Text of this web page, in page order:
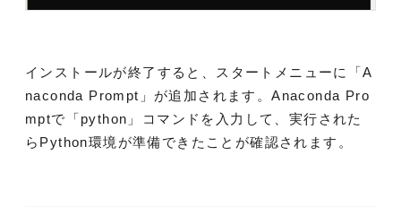
インストールが終了すると、スタートメニューに「A
naconda Prompt」が追加されます。Anaconda Pro
mptで「python」コマンドを入力して、実行された
らPython環境が準備できたことが確認されます。